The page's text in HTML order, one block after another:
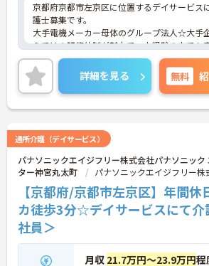
京都府京都市左京区に位置するデイサービス
護士募集です。
大手電機メーカー母体のグループ法人☆大手
らではの研修体制が魅力で、未経験の方でも
てチャレンジできる環境です。
また、年間休日114日とお休みも多め、メリハ
つけてはたらくことができます。
ご興味のある方には、面接対策ポイントなど
に詳細をお話いたしますので、お気軽にご相
詳細を見る 無料
通所介護（デイサービス）
パナソニックエイジフリー株式会社パナソニック
ター神宮丸太町
パナソニックエイジフリー株
【京都府/京都市左京区】年間
カ徒歩3分☆デイサービスにて介
社員＞
月収 21.7万円～23.9万円